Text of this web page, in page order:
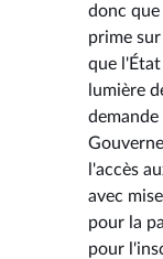
donc
prime
que
lumière
l'accès
avec
pour la
pour